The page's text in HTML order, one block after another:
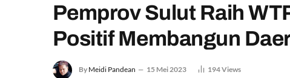
Pemprov Sulut Raih
Positif Membangun
By Meidi Pandean 15 Mei 2023 194Views